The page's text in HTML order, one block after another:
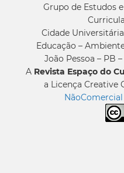
Grupo de Estudos
Cidade
Educação –
João Pessoa – PB
A Revista Espaço do
a Licença Creative